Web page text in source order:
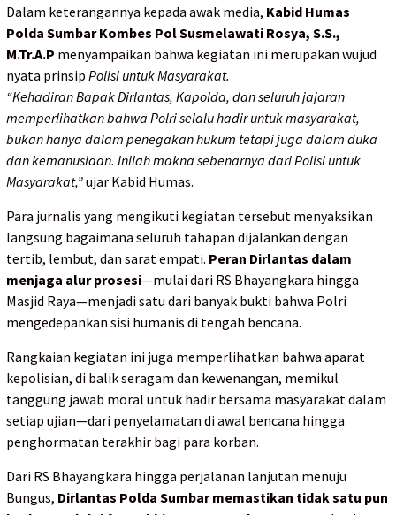
Dalam keterangannya kepada awak media, Kabid Humas
Polda Sumbar Kombes Pol Susmelawati Rosya, S.S.,
M.Tr.A.P menyampaikan bahwa kegiatan ini merupakan wujud
nyata prinsip Polisi untuk Masyarakat.
“Kehadiran Bapak Dirlantas, Kapolda, dan seluruh jajaran
memperlihatkan bahwa Polri selalu hadir untuk masyarakat,
bukan hanya dalam penegakan hukum tetapi juga dalam duka
dan kemanusiaan. Inilah makna sebenarnya dari Polisi untuk
Masyarakat,”ujar Kabid Humas.
Para jurnalis yang mengikuti kegiatan tersebut menyaksikan
langsung bagaimana seluruh tahapan dijalankan dengan
tertib, lembut, dan sarat empati. Peran Dirlantas dalam
menjaga alur prosesi—mulai dari RS Bhayangkara hingga
Masjid Raya—menjadi satu dari banyak bukti bahwa Polri
mengedepankan sisi humanis di tengah bencana.
Rangkaian kegiatan ini juga memperlihatkan bahwa aparat
kepolisian, di balik seragam dan kewenangan, memikul
tanggung jawab moral untuk hadir bersama masyarakat dalam
setiap ujian—dari penyelamatan di awal bencana hingga
penghormatan terakhir bagi para korban.
Dari RS Bhayangkara hingga perjalanan lanjutan menuju
Bungus, Dirlantas Polda Sumbar memastikan tidak satu pun